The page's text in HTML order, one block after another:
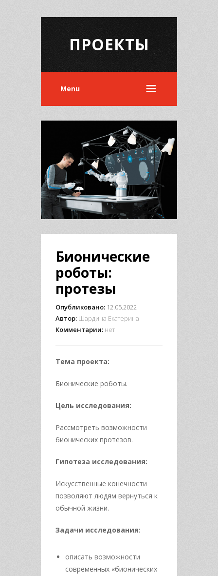
ПРОЕКТЫ
Menu
Бионические
роботы:
протезы
Опубликовано: 12.05.2022
Автор: Шардина Екатерина
Комментарии: нет
Тема проекта:
Бионические роботы.
Цель исследования:
Рассмотреть возможности
бионических протезов.
Гипотеза исследования:
Искусственные конечности
позволяют людям вернуться к
обычной жизни.
Задачи исследования:
описать возможности
современных «бионических